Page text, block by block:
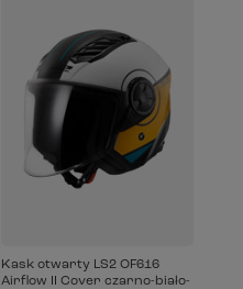
Kask otwarty LS2 OF616
Airflow II Cover czarno-biało-